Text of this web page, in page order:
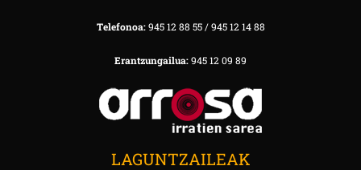
Telefonoa:945 12 88 55 / 945 12 14 88
Erantzungailua:945 12 09 89
LAGUNTZAILEAK